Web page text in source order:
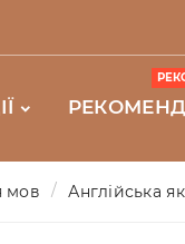
мов Англійська